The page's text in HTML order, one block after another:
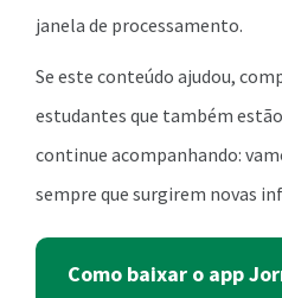
janela de processamento.
Se este conteúdo ajudou,
estudantes que também
continue acompanhando:
sempre que surgirem novas
Como baixar o app